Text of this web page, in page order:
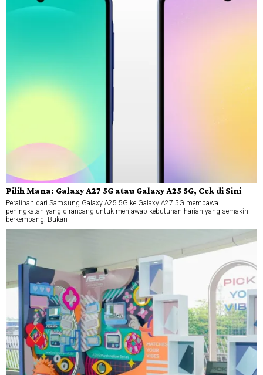
Pilih Mana: Galaxy A27 5G atau Galaxy A25 5G, Cek di Sini
Peralihan dari Samsung Galaxy A25 5G ke Galaxy A27 5G membawa
peningkatan yang dirancang untuk menjawab kebutuhan harian yang semakin
berkembang. Bukan